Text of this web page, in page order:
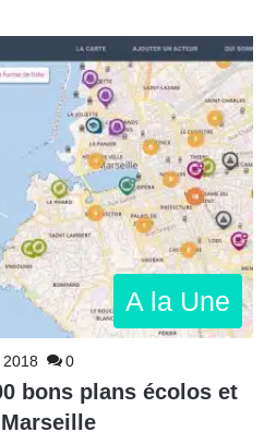
A la Une
0
bons plans écolos et